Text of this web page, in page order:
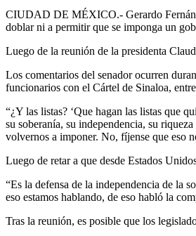
CIUDAD DE MÉXICO.- Gerardo
doblar ni a permitir que se imponga un
Luego de la reunión de la presidenta
Los comentarios del senador ocurren
funcionarios con el Cártel de Sinaloa,
“¿Y las listas? ‘Que hagan las listas que
su soberanía, su independencia, su
volvernos a imponer. No, fíjense que eso
Luego de retar a que desde Estados
“Es la defensa de la independencia de la
eso estamos hablando, de eso habló la
Tras la reunión, es posible que los